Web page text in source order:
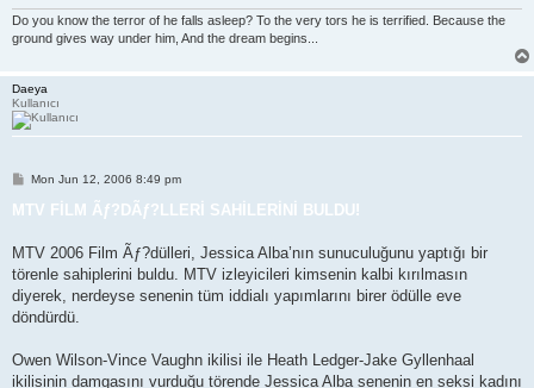
Do you know the terror of he falls asleep? To the very tors he is terrified. Because the
ground gives way under him, And the dream begins...
Daeya
Kullanıcı
P
s
Mon Jun 12, 2006 8:49 pm
MTV FİLM Ãƒ?DÃƒ?LLERİ SAHİLERİNİ BULDU!
MTV 2006 Film Ãƒ?dülleri, Jessica Alba’nın sunuculuğunu yaptığı bir
törenle sahiplerini buldu. MTV izleyicileri kimsenin kalbi kırılmasın
diyerek, nerdeyse senenin tüm iddialı yapımlarını birer ödülle eve
döndürdü.
Owen Wilson-Vince Vaughn ikilisi ile Heath Ledger-Jake Gyllenhaal
ikilisinin damgasını vurduğu törende Jessica Alba senenin en seksi kadını